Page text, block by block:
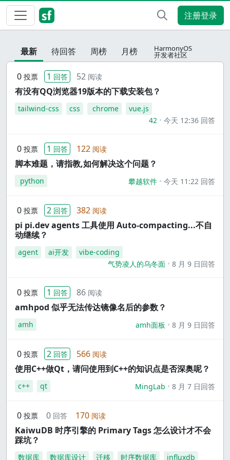
注册登录
最新 待回答 周榜 月榜 HarmonyOS
开发者社区
0 投票 1 回答 52 阅读
有没有QQ浏览器19版本的下载安装包？
tailwind-css css chrome
vue.js
42
今天 12:36 回答
0 投票 1 回答 122 阅读
脚本难题，请指教,如何解决这个问题？
python 攀越软件 今天 11:22 回答
0 投票 2 回答 382 阅读
pi pi.dev agents 工具使用 Auto-compacting...不自
动继续？
agent ai开发
vibe-coding
气势凌人的乌冬面
8 月 9 日回答
0 投票 1 回答 86 阅读
amhpod 似乎无法传达镜像名后的参数？
amh amh面板 8 月 9 日回答
0 投票 2 回答 566 阅读
使用C++做Qt，请问使用到C++的知识点是否深奥呢？
c++ qt MingLab 8 月 7 日回答
0 投票 0 回答 170 阅读
KaiwuDB 时序引擎的 Primary Tags 怎么设计才不会
踩坑？
数据库 数据库设计 迁移 时序数据库
influxdb